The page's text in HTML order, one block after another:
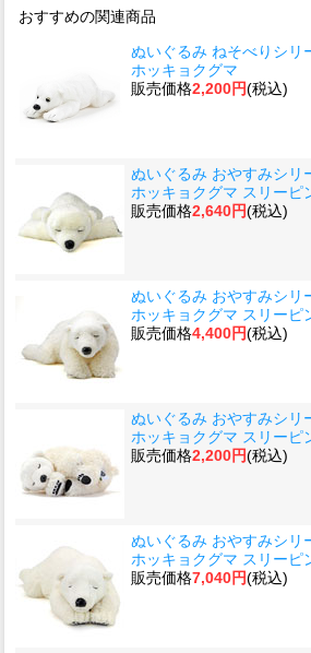
おすすめの関連商品
ぬいぐるみ ねそべりシリ
ホッキョクグマ
販売価格2,200円(税込)
ぬいぐるみ おやすみシリ
ホッキョクグマ スリーピ
販売価格2,640円(税込)
ぬいぐるみ おやすみシリ
ホッキョクグマ スリーピ
販売価格4,400円(税込)
ぬいぐるみ おやすみシリ
ホッキョクグマ スリーピ
販売価格2,200円(税込)
ぬいぐるみ おやすみシリ
ホッキョクグマ スリーピ
販売価格7,040円(税込)